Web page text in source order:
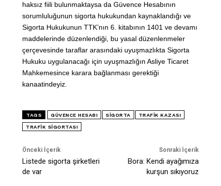
haksız fiili bulunmaktaysa da Güvence Hesabının
sorumluluğunun sigorta hukukundan kaynaklandığı ve
Sigorta Hukukunun TTK’nın 6. kitabının 1401 ve devamı
maddelerinde düzenlendiği, bu yasal düzenlenmeler
çerçevesinde taraflar arasındaki uyuşmazlıkta Sigorta
Hukuku uygulanacağı için uyuşmazlığın Asliye Ticaret
Mahkemesince karara bağlanması gerektiği
kanaatindeyiz.
TAGS GÜVENCE HESABI SIGORTA TRAFIK KAZASI
TRAFIK SIGORTASI
Önceki İçerik
Listede sigorta şirketleri
de var
Sonraki İçerik
Bora: Kendi ayağımıza
kurşun sıkıyoruz